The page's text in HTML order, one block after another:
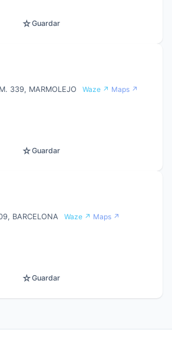
☆Guardar
339, MARMOLEJO Waze ↗ Maps ↗
☆Guardar
BARCELONA Waze ↗ Maps ↗
☆Guardar